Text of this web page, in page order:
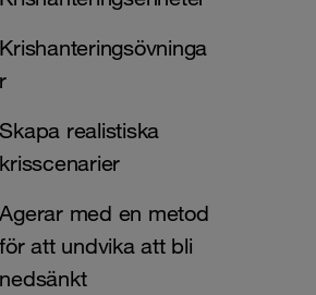
Krishanteringsövninga
r
Skapa realistiska
krisscenarier
Agerar med en metod
för att undvika att bli
nedsänkt